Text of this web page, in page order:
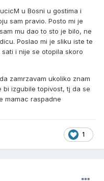
u Bosni u gostima i
sam pravio. Posto mi je
mu dao to sto je bilo, ne
Poslao mi je sliku iste te
i nije se otopila skoro
zamrzavam ukoliko znam
izgubile topivost, tj da se
mamac raspadne
1